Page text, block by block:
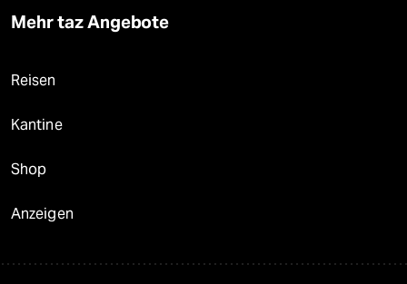
Mehr taz Angebote
Reisen
Kantine
Shop
Anzeigen